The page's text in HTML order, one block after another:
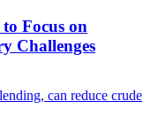
Focus on
Challenges